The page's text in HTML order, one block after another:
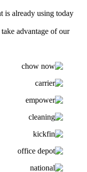
is already using today
advantage of our